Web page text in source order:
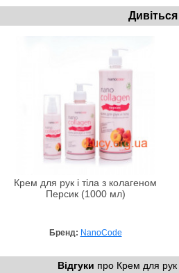
Крем для рук і тіла з колагеном
Персик (1000 мл)
Бренд: NanoCode
Відгуки про Крем для